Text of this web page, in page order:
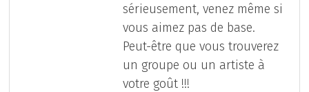
sérieusement, venez même si
vous aimez pas de base.
Peut-être que vous trouverez
un groupe ou un artiste à
votre goût !!!